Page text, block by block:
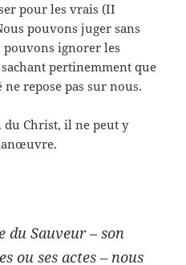
pour les vrais (II
pouvons juger sans
pouvons ignorer les
pertinemment que
repose pas sur nous.
du Christ, il ne peut y
du Sauveur – son
ou ses actes – nous